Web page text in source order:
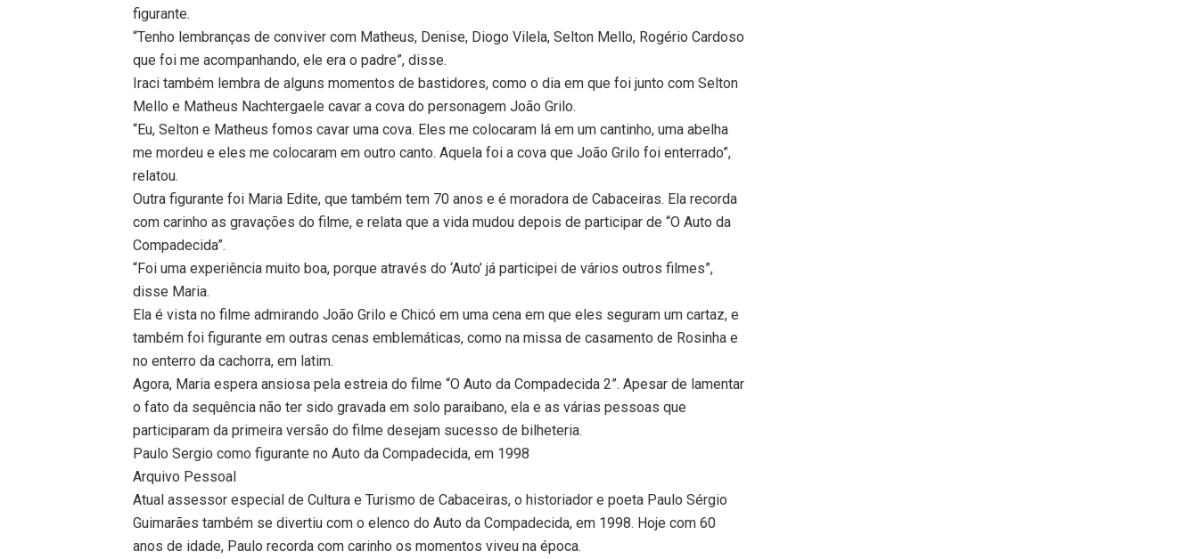
figurante.
“Tenho lembranças de conviver com Matheus, Denise, Diogo Vilela, Selton Mello, Rogério Cardoso
que foi me acompanhando, ele era o padre”, disse.
Iraci também lembra de alguns momentos de bastidores, como o dia em que foi junto com Selton
Mello e Matheus Nachtergaele cavar a cova do personagem João Grilo.
“Eu, Selton e Matheus fomos cavar uma cova. Eles me colocaram lá em um cantinho, uma abelha
me mordeu e eles me colocaram em outro canto. Aquela foi a cova que João Grilo foi enterrado”,
relatou.
Outra figurante foi Maria Edite, que também tem 70 anos e é moradora de Cabaceiras. Ela recorda
com carinho as gravações do filme, e relata que a vida mudou depois de participar de “O Auto da
Compadecida”.
“Foi uma experiência muito boa, porque através do ‘Auto’ já participei de vários outros filmes”,
disse Maria.
Ela é vista no filme admirando João Grilo e Chicó em uma cena em que eles seguram um cartaz, e
também foi figurante em outras cenas emblemáticas, como na missa de casamento de Rosinha e
no enterro da cachorra, em latim.
Agora, Maria espera ansiosa pela estreia do filme “O Auto da Compadecida 2”. Apesar de lamentar
o fato da sequência não ter sido gravada em solo paraibano, ela e as várias pessoas que
participaram da primeira versão do filme desejam sucesso de bilheteria.
Paulo Sergio como figurante no Auto da Compadecida, em 1998
Arquivo Pessoal
Atual assessor especial de Cultura e Turismo de Cabaceiras, o historiador e poeta Paulo Sérgio
Guimarães também se divertiu com o elenco do Auto da Compadecida, em 1998. Hoje com 60
anos de idade, Paulo recorda com carinho os momentos viveu na época.